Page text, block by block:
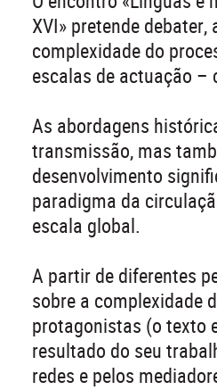
XVI» pretende
complexidade do
escalas de actuação –
As abordagens
transmissão, mas
desenvolvimento
paradigma da
escala global.
A partir de diferentes
sobre a complexidade
protagonistas (o texto
resultado do seu
redes e pelos